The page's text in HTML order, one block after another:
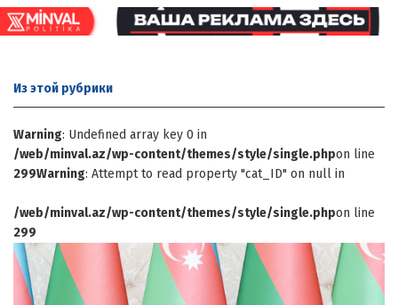
Из этой рубрики
Warning: Undefined array key 0 in
/web/minval.az/wp-content/themes/style/single.phpon line
299Warning: Attempt to read property "cat_ID" on null in
/web/minval.az/wp-content/themes/style/single.phpon line
299